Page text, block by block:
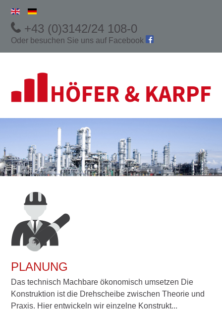
+43 (0)3142/24 108-0
Oder besuchen Sie uns auf Facebook
PLANUNG
Das technisch Machbare ökonomisch umsetzen Die
Konstruktion ist die Drehscheibe zwischen Theorie und
Praxis. Hier entwickeln wir einzelne Konstrukt...